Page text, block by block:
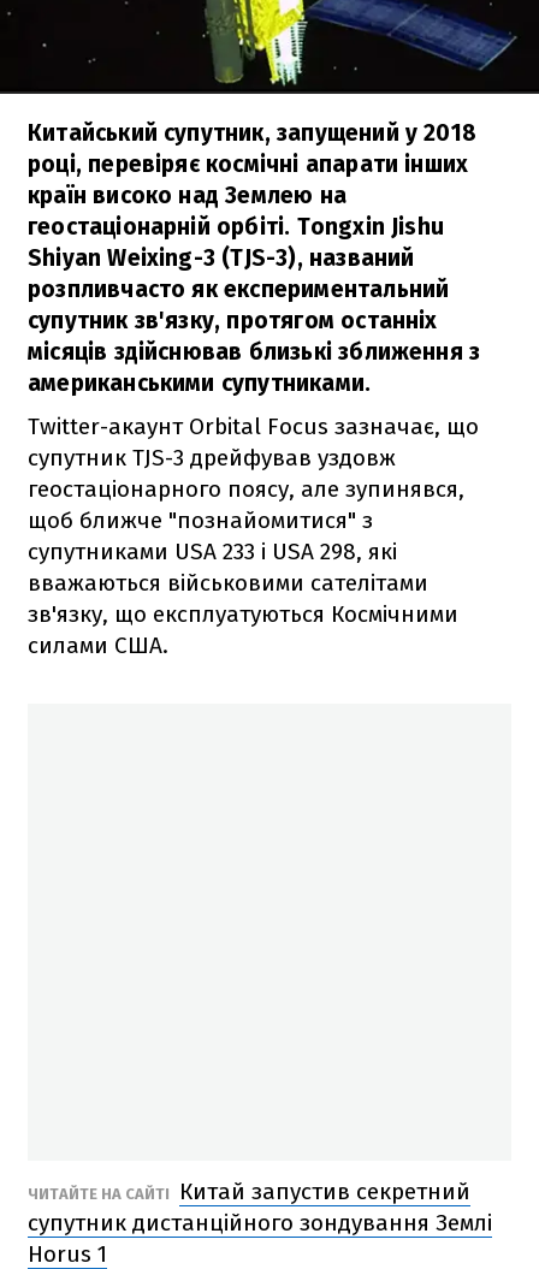
Китайський супутник, запущений у 2018
році, перевіряє космічні апарати інших
країн високо над Землею на
геостаціонарній орбіті. Tongxin Jishu
Shiyan Weixing-3 (TJS-3), названий
розпливчасто як експериментальний
супутник зв'язку, протягом останніх
місяців здійснював близькі зближення з
американськими супутниками.
Twitter-акаунт Orbital Focus зазначає, що
супутник TJS-3 дрейфував уздовж
геостаціонарного поясу, але зупинявся,
щоб ближче "познайомитися" з
супутниками USA 233 і USA 298, які
вважаються військовими сателітами
зв'язку, що експлуатуються Космічними
силами США.
ЧИТАЙТЕ НА САЙТІ
Китай запустив секретний
супутник дистанційного зондування Землі
Horus 1